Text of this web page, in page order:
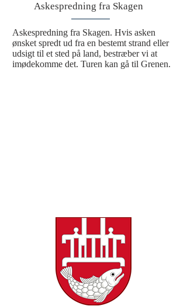
Askespredning fra Skagen
Askespredning fra Skagen. Hvis asken
ønsket spredt ud fra en bestemt strand eller
udsigt til et sted på land, bestræber vi at
imødekomme det. Turen kan gå til Grenen.